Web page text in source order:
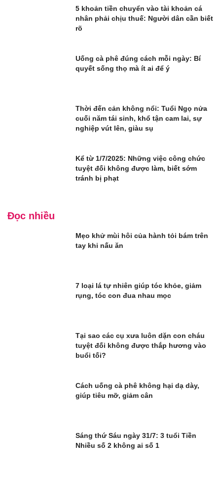
5 khoản tiền chuyển vào tài khoản cá
nhân phải chịu thuế: Người dân cần biết
rõ
Uống cà phê đúng cách mỗi ngày: Bí
quyết sống thọ mà ít ai để ý
Thời đến cản không nổi: Tuổi Ngọ nửa
cuối năm tái sinh, khổ tận cam lai, sự
nghiệp vút lên, giàu sụ
Kể từ 1/7/2025: Những việc công chức
tuyệt đối không được làm, biết sớm
tránh bị phạt
Đọc nhiều
Mẹo khử mùi hôi của hành tỏi bám trên
tay khi nấu ăn
7 loại lá tự nhiên giúp tóc khỏe, giảm
rụng, tóc con đua nhau mọc
Tại sao các cụ xưa luôn dặn con cháu
tuyệt đối không được thắp hương vào
buổi tối?
Cách uống cà phê không hại dạ dày,
giúp tiêu mỡ, giảm cân
Sáng thứ Sáu ngày 31/7: 3 tuổi Tiền
Nhiều số 2 không ai số 1